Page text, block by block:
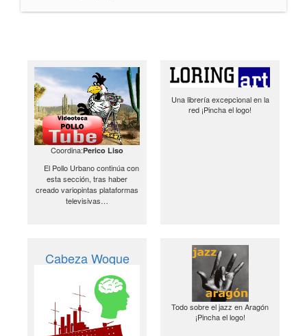
Coordina:Perico Liso
El Pollo Urbano continúa con
esta sección, tras haber
creado variopintas plataformas
televisivas…
Una librería excepcional en la
red ¡Pincha el logo!
Cabeza Woque
Todo sobre el jazz en Aragón
¡Pincha el logo!